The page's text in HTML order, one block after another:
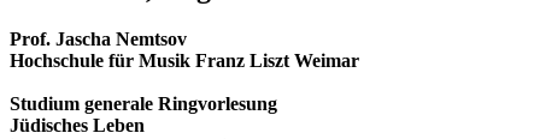
Prof. Jascha Nemtsov
Hochschule für Musik Franz Liszt Weimar
Studium generale Ringvorlesung
Jüdisches Leben